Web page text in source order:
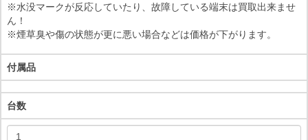
※水没マークが反応していたり、故障している端末は買取出来ませ
ん！
※煙草臭や傷の状態が更に悪い場合などは価格が下がります。
付属品
台数